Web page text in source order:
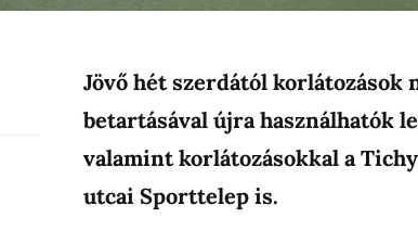
Jövő hét szerdától korlátozások
betartásával újra használhatók
valamint korlátozásokkal a
utcai Sporttelep is.